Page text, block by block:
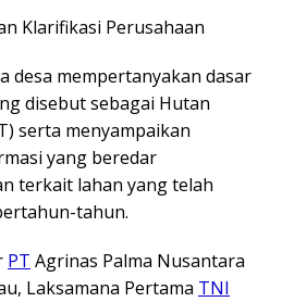
Klarifikasi Perusahaan
desa mempertanyakan dasar
disebut sebagai Hutan
serta menyampaikan
yang beredar
terkait lahan yang telah
tahun.
PT Agrinas Palma Nusantara
Laksamana Pertama TNI